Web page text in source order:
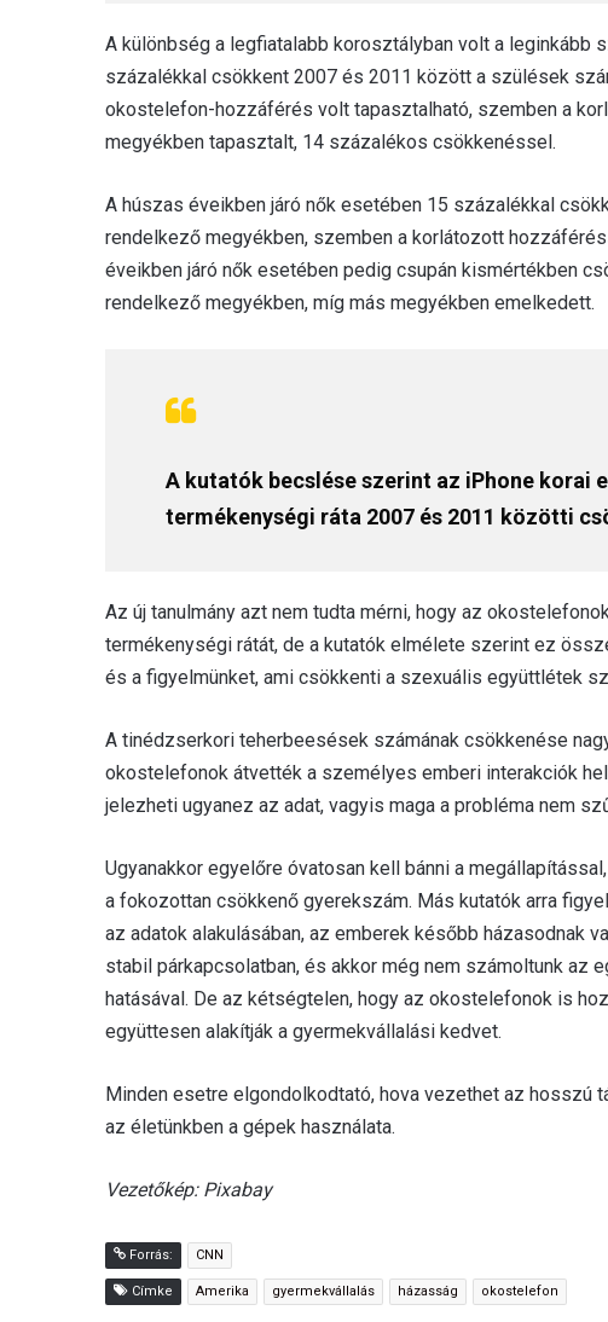
A különbség a legfiatalabb korosztályban volt a leginkább
százalékkal csökkent 2007 és 2011 között a szülések
okostelefon-hozzáférés volt tapasztalható, szemben a
megyékben tapasztalt, 14 százalékos csökkenéssel.
A húszas éveikben járó nők esetében 15 százalékkal
rendelkező megyékben, szemben a korlátozott
éveikben járó nők esetében pedig csupán kismértékben
rendelkező megyékben, míg más megyékben emelkedett.
A kutatók becslése szerint az iPhone korai
termékenységi ráta 2007 és 2011 közötti
Az új tanulmány azt nem tudta mérni, hogy az
termékenységi rátát, de a kutatók elmélete szerint ez
és a figyelmünket, ami csökkenti a szexuális együttlétek
A tinédzserkori teherbeesések számának csökkenése
okostelefonok átvették a személyes emberi interakciók
jelezheti ugyanez az adat, vagyis maga a probléma nem
Ugyanakkor egyelőre óvatosan kell bánni a
a fokozottan csökkenő gyerekszám. Más kutatók arra
az adatok alakulásában, az emberek később házasodnak
stabil párkapcsolatban, és akkor még nem számoltunk az
hatásával. De az kétségtelen, hogy az okostelefonok is
együttesen alakítják a gyermekvállalási kedvet.
Minden esetre elgondolkodtató, hova vezethet az hosszú
az életünkben a gépek használata.
Vezetőkép: Pixabay
Forrás: CNN
Címke Amerika gyermekvállalás házasság okostelefon